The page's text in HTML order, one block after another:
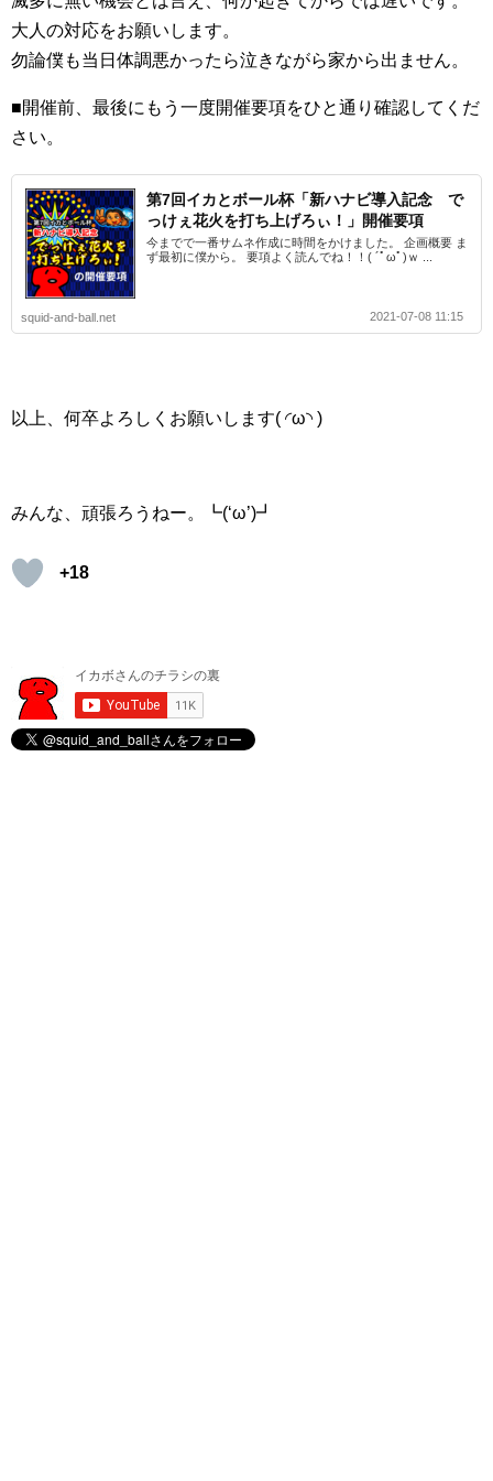
大人の対応をお願いします。
勿論僕も当日体調悪かったら泣きながら家から出ません。
■開催前、最後にもう一度開催要項をひと通り確認してくだ
さい。
第7回イカとボール杯「新ハナビ導入記念 で
っけぇ花火を打ち上げろぃ！」開催要項
今までで一番サムネ作成に時間をかけました。 企画概要 ま
ず最初に僕から。 要項よく読んでね！！( ´ﾟωﾟ)ｗ ...
squid-and-ball.net 2021-07-08 11:15
以上、何卒よろしくお願いします( ◜ω◝ )
みんな、頑張ろうねー。┗(‘ω’)┛
+18